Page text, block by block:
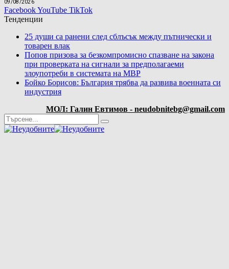
09/08/2026
FacebookYouTube TikTok
Тенденции
25 души са ранени след сблъсък между пътнически и
товарен влак
Попов призова за безкомпромисно спазване на закона
при проверката на сигнали за предполагаеми
злоупотреби в системата на МВР
Бойко Борисов: България трябва да развива военната си
индустрия
МОЛ: Галин Евтимов - neudobnitebg@gmail.com